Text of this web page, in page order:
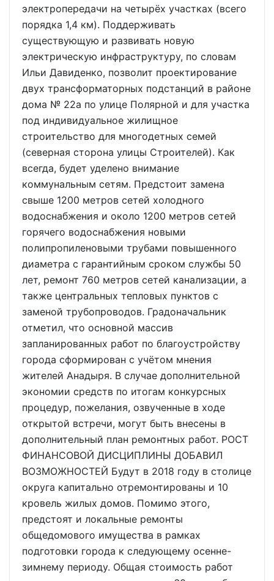
электропередачи на четырёх участках (всего
порядка 1,4 км). Поддерживать
существующую и развивать новую
электрическую инфраструктуру, по словам
Ильи Давиденко, позволит проектирование
двух трансформаторных подстанций в районе
дома № 22а по улице Полярной и для участка
под индивидуальное жилищное
строительство для многодетных семей
(северная сторона улицы Строителей). Как
всегда, будет уделено внимание
коммунальным сетям. Предстоит замена
свыше 1200 метров сетей холодного
водоснабжения и около 1200 метров сетей
горячего водоснабжения новыми
полипропиленовыми трубами повышенного
диаметра с гарантийным сроком службы 50
лет, ремонт 760 метров сетей канализации, а
также центральных тепловых пунктов с
заменой трубопроводов. Градоначальник
отметил, что основной массив
запланированных работ по благоустройству
города сформирован с учётом мнения
жителей Анадыря. В случае дополнительной
экономии средств по итогам конкурсных
процедур, пожелания, озвученные в ходе
открытой встречи, могут быть внесены в
дополнительный план ремонтных работ. РОСТ
ФИНАНСОВОЙ ДИСЦИПЛИНЫ ДОБАВИЛ
ВОЗМОЖНОСТЕЙ Будут в 2018 году в столице
округа капитально отремонтированы и 10
кровель жилых домов. Помимо этого,
предстоят и локальные ремонты
общедомового имущества в рамках
подготовки города к следующему осенне-
зимнему периоду. Общая стоимость работ